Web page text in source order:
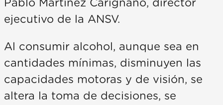
Pablo Martínez Carignano, director
ejecutivo de la ANSV.
Al consumir alcohol, aunque sea en
cantidades mínimas, disminuyen las
capacidades motoras y de visión, se
altera la toma de decisiones, se